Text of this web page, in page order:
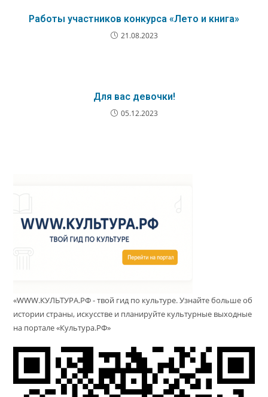
Работы участников конкурса «Лето и книга»
21.08.2023
Для вас девочки!
05.12.2023
«WWW.КУЛЬТУРА.РФ - твой гид по культуре. Узнайте больше об
истории страны, искусстве и планируйте культурные выходные
на портале «Культура.РФ»